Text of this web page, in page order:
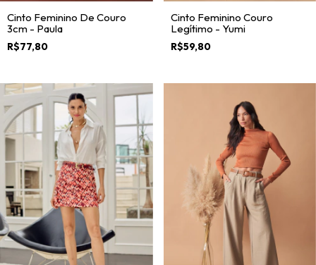
Cinto Feminino De Couro
3cm - Paula
R$77,80
Cinto Feminino Couro
Legítimo - Yumi
R$59,80